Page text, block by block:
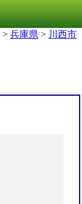
> 兵庫県 > 川西市